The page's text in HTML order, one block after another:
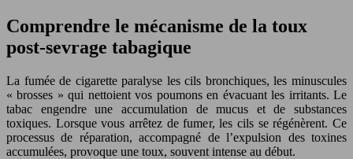
Comprendre le mécanisme de la toux
post-sevrage tabagique
La fumée de cigarette paralyse les cils bronchiques, les minuscules
« brosses » qui nettoient vos poumons en évacuant les irritants. Le
tabac engendre une accumulation de mucus et de substances
toxiques. Lorsque vous arrêtez de fumer, les cils se régénèrent. Ce
processus de réparation, accompagné de l’expulsion des toxines
accumulées, provoque une toux, souvent intense au début.